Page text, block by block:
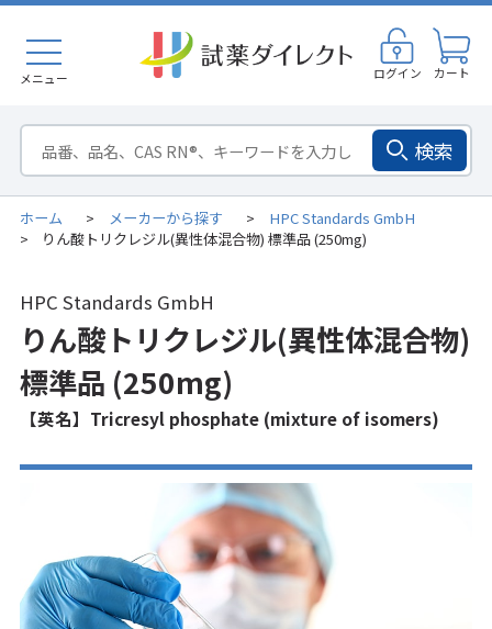
メニュー ログイン カート
検索
ホーム > メーカーから探す > HPC Standards GmbH
> りん酸トリクレジル(異性体混合物) 標準品 (250mg)
HPC Standards GmbH
りん酸トリクレジル(異性体混合物)
標準品 (250mg)
【英名】Tricresyl phosphate (mixture of isomers)